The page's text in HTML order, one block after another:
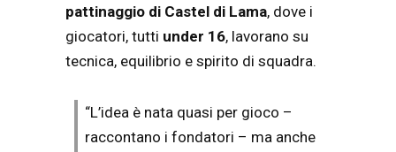
pattinaggio di Castel di Lama, dove i
giocatori, tutti under 16, lavorano su
tecnica, equilibrio e spirito di squadra.
“L’idea è nata quasi per gioco –
raccontano i fondatori – ma anche